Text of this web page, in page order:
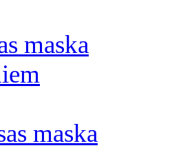
maska
maska